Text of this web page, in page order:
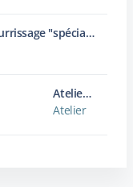
Atelier nourrissage "spécial Oiseaux"
Atelier petite enfance - Encre végétale
Atelier